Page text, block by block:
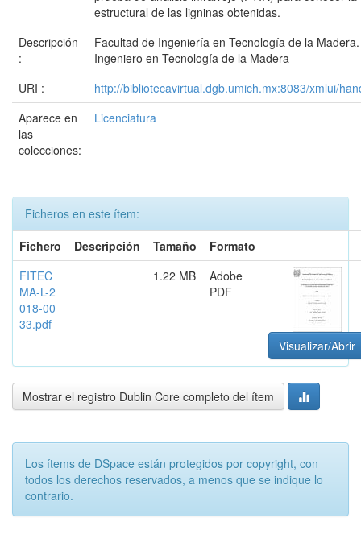
estructural de las ligninas obtenidas.
Descripción
:
Facultad de Ingeniería en Tecnología de la
Ingeniero en Tecnología de la Madera
URI :
http://bibliotecavirtual.dgb.umich.mx:8083/xmlui/
Aparece en
las
colecciones:
Licenciatura
Ficheros en este ítem:
Fichero
Descripción Tamaño
Formato
FITEC
MA-L-2
018-00
33.pdf
1.22 MB
Adobe
PDF
Visualizar/Abrir
Mostrar el registro Dublin Core completo del ítem
Los ítems de DSpace están protegidos por copyright, con
todos los derechos reservados, a menos que se indique lo
contrario.